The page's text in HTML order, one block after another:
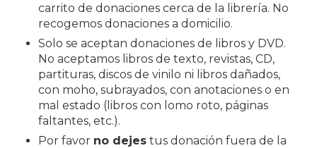
carrito de donaciones cerca de la librería. No
recogemos donaciones a domicilio.
Solo se aceptan donaciones de libros y DVD.
No aceptamos libros de texto, revistas, CD,
partituras, discos de vinilo ni libros dañados,
con moho, subrayados, con anotaciones o en
mal estado (libros con lomo roto, páginas
faltantes, etc.).
Por favor no dejes tus donación fuera de la